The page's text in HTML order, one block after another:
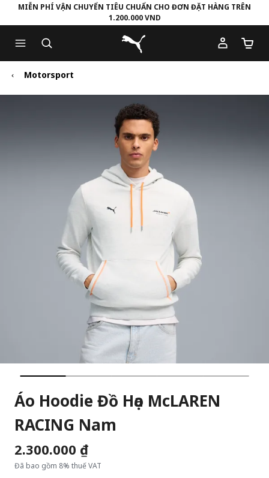
to
Main
content
to
Footer
Content
MIỄN PHÍ VẬN CHUYỂN TIÊU CHUẨN CHO ĐƠN ĐẶT HÀNG TRÊN
1.200.000 VND
Puma Trang chủ
Số
Motorsport
Áo Hoodie Đồ Họa McLAREN
RACING Nam
2.300.000 ₫
Đã bao gồm 8% thuế VAT